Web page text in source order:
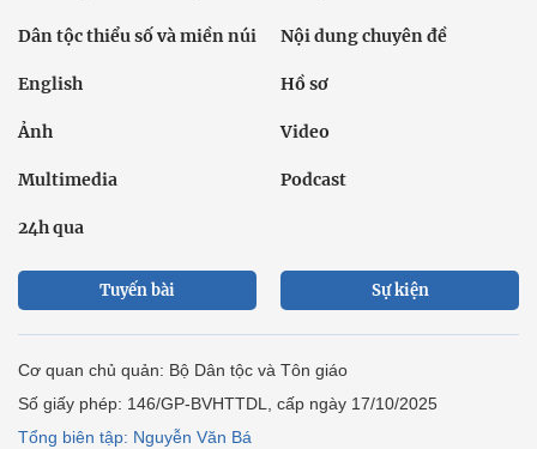
Dân tộc thiểu số và miền núi Nội dung chuyên đề
English Hồ sơ
Ảnh Video
Multimedia Podcast
24h qua
Tuyến bài Sự kiện
Cơ quan chủ quản: Bộ Dân tộc và Tôn giáo
Số giấy phép: 146/GP-BVHTTDL, cấp ngày 17/10/2025
Tổng biên tập: Nguyễn Văn Bá